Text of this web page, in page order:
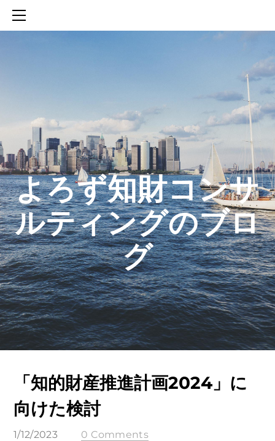
​よろず知財コンサ
ルティングのブロ
グ
「知的財産推進計画2024」に
向けた検討
1/12/2023 0 Comments
SERVICES
知財活動のROICへの貢献
生成AIを活用した知財戦略の策定方法
生成AIとの「壁打ち」で、新たな発明を創出する方法